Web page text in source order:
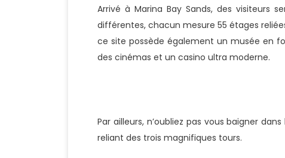
Arrivé à Marina Bay Sands, des visiteurs
différentes, chacun mesure 55 étages
ce site possède également un musée en
des cinémas et un casino ultra moderne.
Par ailleurs, n’oubliez pas vous baigner
reliant des trois magnifiques tours.